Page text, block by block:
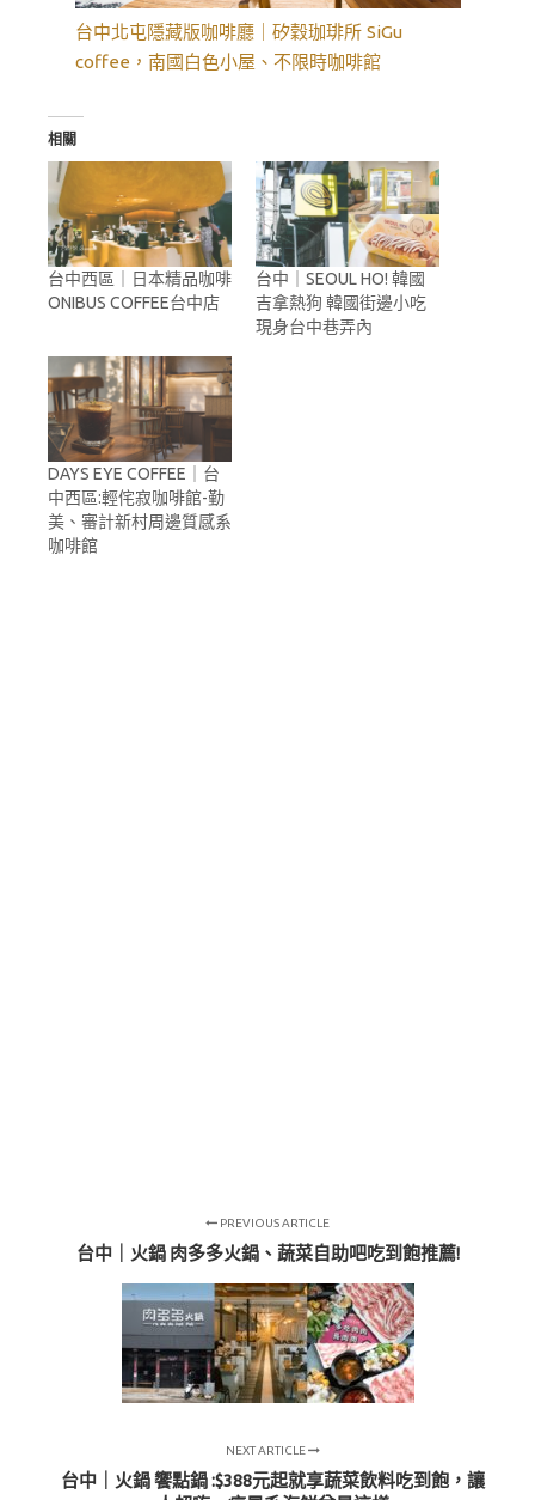
台中北屯隱藏版咖啡廳｜矽穀珈琲所 SiGu
coffee，南國白色小屋、不限時咖啡館
相關
台中西區｜日本精品咖啡
ONIBUS COFFEE台中店
台中｜SEOUL HO! 韓國
吉拿熱狗 韓國街邊小吃
現身台中巷弄內
DAYS EYE COFFEE｜台
中西區:輕侘寂咖啡館-勤
美、審計新村周邊質感系
咖啡館
PREVIOUS ARTICLE
台中｜火鍋 肉多多火鍋、蔬菜自助吧吃到飽推薦!
NEXT ARTICLE
台中｜火鍋 饗點鍋 :$388元起就享蔬菜飲料吃到飽，讓